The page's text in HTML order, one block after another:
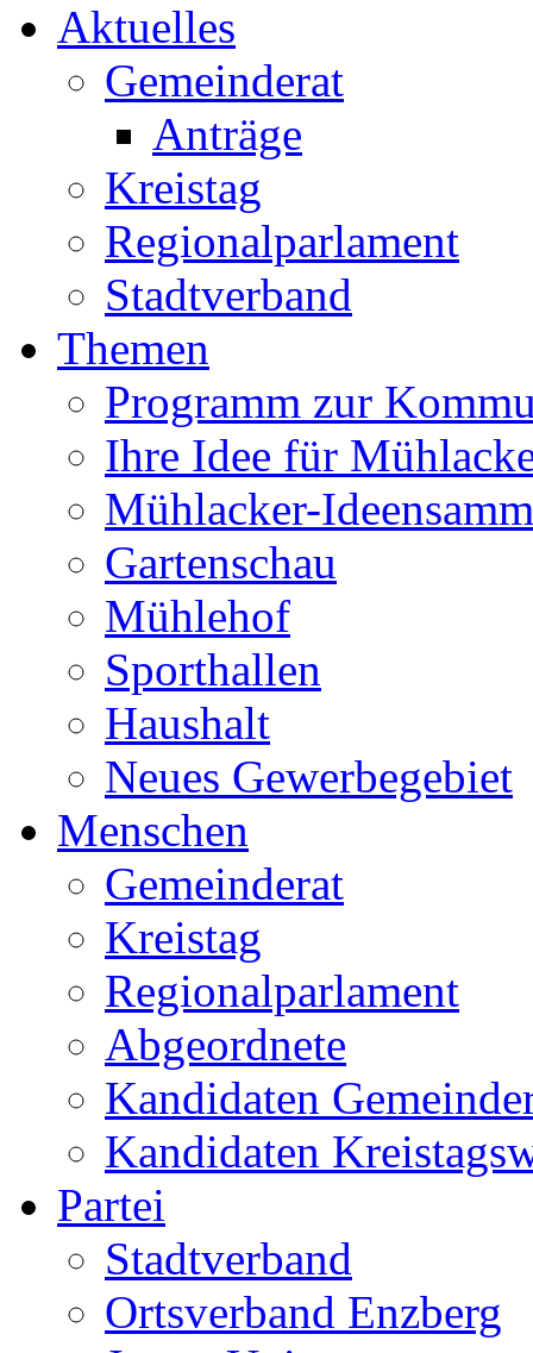
Aktuelles
Gemeinderat
Anträge
Kreistag
Regionalparlament
Stadtverband
Themen
Programm zur
Ihre Idee für
Mühlacker-
Gartenschau
Mühlehof
Sporthallen
Haushalt
Neues Gewerbegebiet
Menschen
Gemeinderat
Kreistag
Regionalparlament
Abgeordnete
Kandidaten
Kandidaten
Partei
Stadtverband
Ortsverband Enzberg